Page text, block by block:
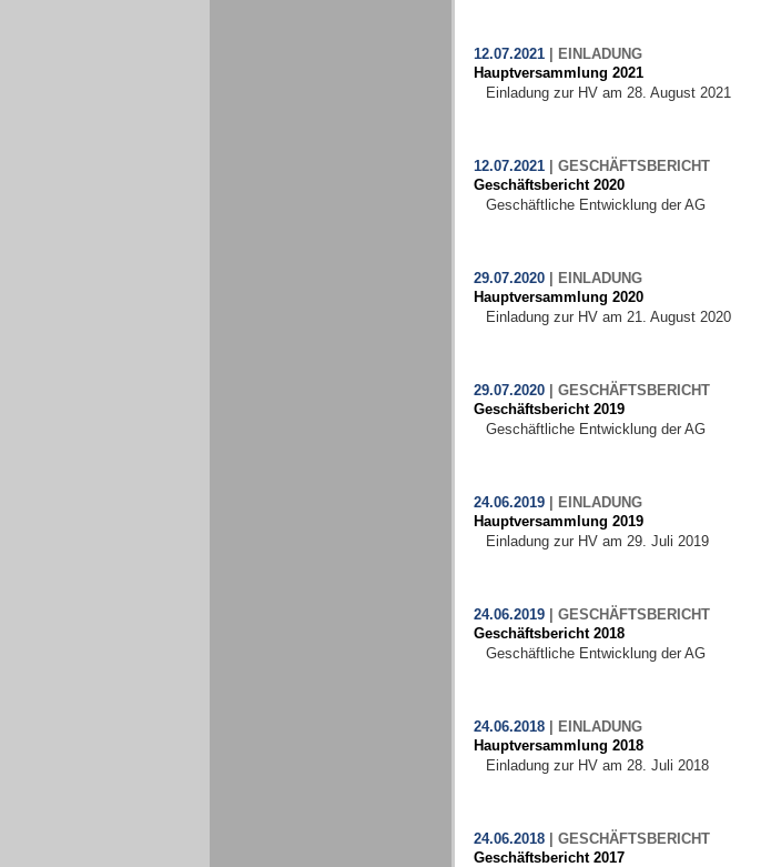
12.07.2021|
EINLADUNG
Hauptversammlung 2021
Einladung zur HV am 28. August 2021
12.07.2021| GESCHÄFTSBERICHT
Geschäftsbericht 2020
Geschäftliche Entwicklung der AG
29.07.2020|
EINLADUNG
Hauptversammlung 2020
Einladung zur HV am 21. August 2020
29.07.2020| GESCHÄFTSBERICHT
Geschäftsbericht 2019
Geschäftliche Entwicklung der AG
24.06.2019|
EINLADUNG
Hauptversammlung 2019
Einladung zur HV am 29. Juli 2019
24.06.2019| GESCHÄFTSBERICHT
Geschäftsbericht 2018
Geschäftliche Entwicklung der AG
24.06.2018|
EINLADUNG
Hauptversammlung 2018
Einladung zur HV am 28. Juli 2018
24.06.2018| GESCHÄFTSBERICHT
Geschäftsbericht 2017